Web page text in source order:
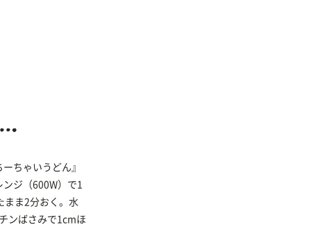
ちゃいうどん』
ジ（600W）で1
まま2分おく。水
ンばさみで1cmほ